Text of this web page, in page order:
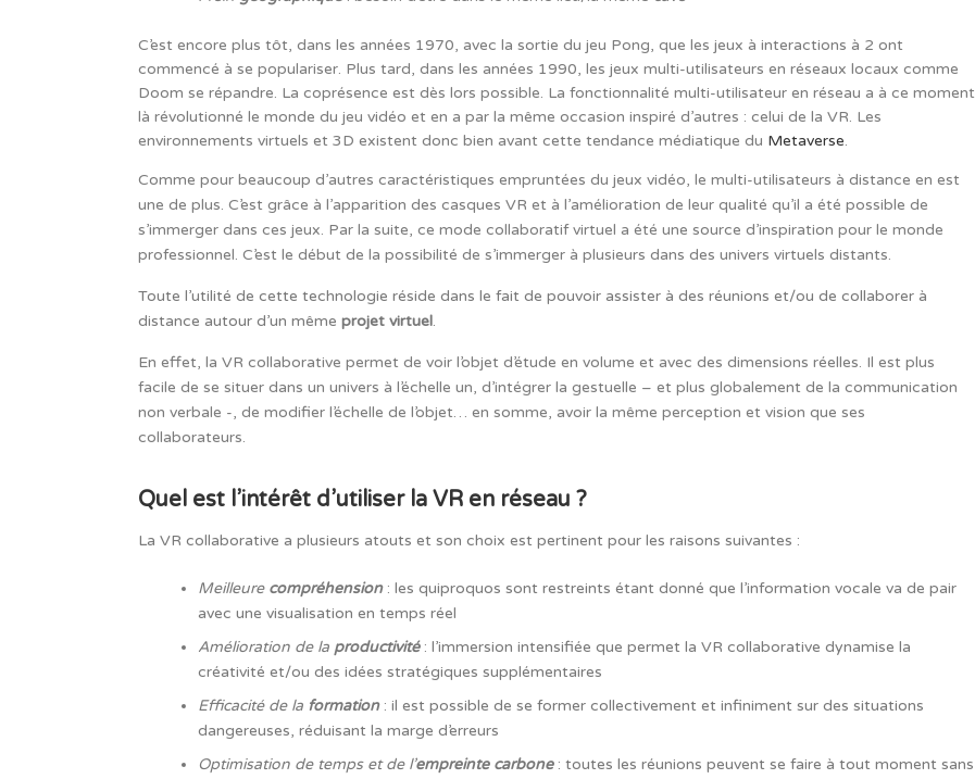
C’est encore plus tôt, dans les années 1970, avec la sortie du jeu Pong, que les jeux à interactions à 2 ont
commencé à se populariser. Plus tard, dans les années 1990, les jeux multi-utilisateurs en réseaux locaux comme
Doom se répandre. La coprésence est dès lors possible. La fonctionnalité multi-utilisateur en réseau a à ce moment
là révolutionné le monde du jeu vidéo et en a par la même occasion inspiré d’autres : celui de la VR. Les
environnements virtuels et 3D existent donc bien avant cette tendance médiatique du Metaverse.
Comme pour beaucoup d’autres caractéristiques empruntées du jeux vidéo, le multi-utilisateurs à distance en est
une de plus. C’est grâce à l’apparition des casques VR et à l’amélioration de leur qualité qu’il a été possible de
s’immerger dans ces jeux. Par la suite, ce mode collaboratif virtuel a été une source d’inspiration pour le monde
professionnel. C’est le début de la possibilité de s’immerger à plusieurs dans des univers virtuels distants.
Toute l’utilité de cette technologie réside dans le fait de pouvoir assister à des réunions et/ou de collaborer à
distance autour d’un même projet virtuel.
En effet, la VR collaborative permet de voir l’objet d’étude en volume et avec des dimensions réelles. Il est plus
facile de se situer dans un univers à l’échelle un, d’intégrer la gestuelle – et plus globalement de la communication
non verbale -, de modifier l’échelle de l’objet… en somme, avoir la même perception et vision que ses
collaborateurs.
Quel est l’intérêt d’utiliser la VR en réseau ?
La VR collaborative a plusieurs atouts et son choix est pertinent pour les raisons suivantes :
Meilleure compréhension : les quiproquos sont restreints étant donné que l’information vocale va de pair
avec une visualisation en temps réel
Amélioration de la productivité : l’immersion intensifiée que permet la VR collaborative dynamise la
créativité et/ou des idées stratégiques supplémentaires
Efficacité de la formation : il est possible de se former collectivement et infiniment sur des situations
dangereuses, réduisant la marge d’erreurs
Optimisation de temps et de l’empreinte carbone: toutes les réunions peuvent se faire à tout moment sans